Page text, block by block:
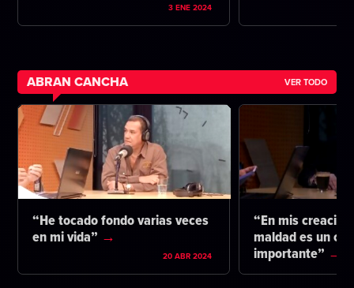
3 ENE 2024
ABRAN CANCHA VER TODO
“He tocado fondo varias veces
en mi vida”
20 ABR 2024
“En mis
maldad es un
importante”